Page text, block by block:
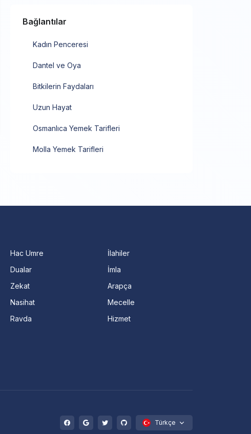
Bağlantılar
Kadın Penceresi
Dantel ve Oya
Bitkilerin Faydaları
Uzun Hayat
Osmanlıca Yemek Tarifleri
Molla Yemek Tarifleri
Hac Umre
Dualar
Zekat
Nasihat
Ravda
İlahiler
İmla
Arapça
Mecelle
Hizmet
Türkçe